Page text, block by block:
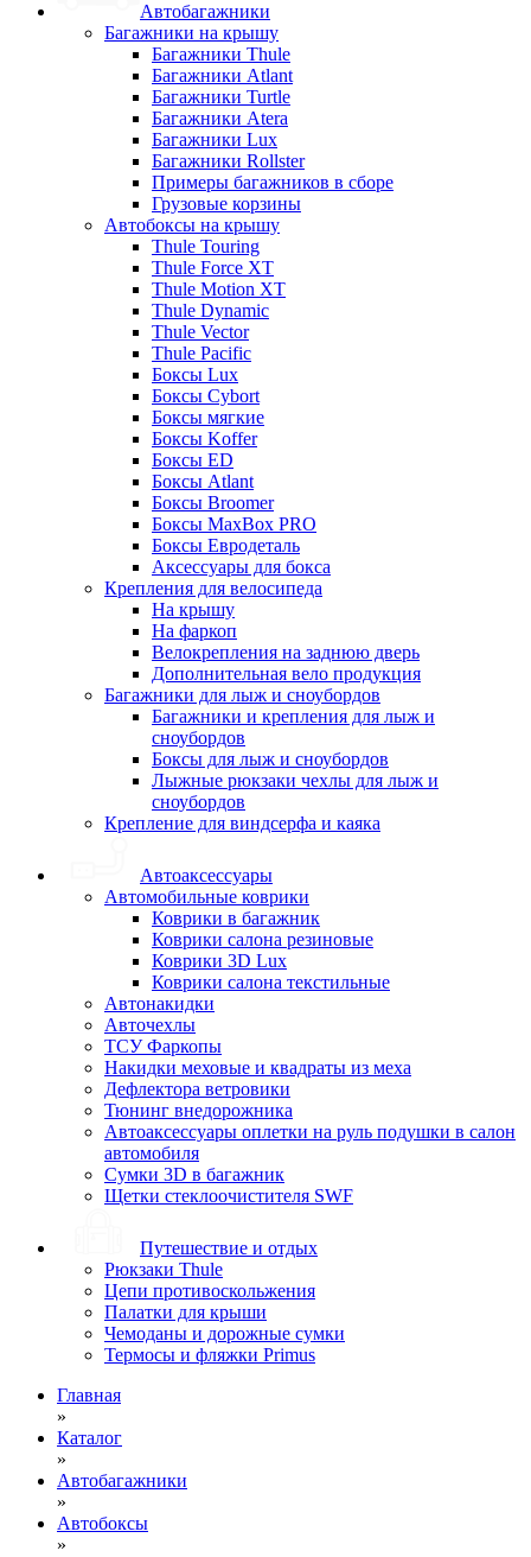
Автобагажники
Багажники на крышу
Багажники Thule
Багажники Atlant
Багажники Turtle
Багажники Atera
Багажники Lux
Багажники Rollster
Примеры багажников в сборе
Грузовые корзины
Автобоксы на крышу
Thule Touring
Thule Force XT
Thule Motion XT
Thule Dynamic
Thule Vector
Thule Pacific
Боксы Lux
Боксы Cybort
Боксы мягкие
Боксы Koffer
Боксы ED
Боксы Atlant
Боксы Broomer
Боксы MaxBox PRO
Боксы Евродеталь
Аксессуары для бокса
Крепления для велосипеда
На крышу
На фаркоп
Велокрепления на заднюю дверь
Дополнительная вело продукция
Багажники для лыж и сноубордов
Багажники и крепления для лыж и
сноубордов
Боксы для лыж и сноубордов
Лыжные рюкзаки чехлы для лыж и
сноубордов
Крепление для виндсерфа и каяка
Автоаксессуары
Автомобильные коврики
Коврики в багажник
Коврики салона резиновые
Коврики 3D Lux
Коврики салона текстильные
Автонакидки
Авточехлы
ТСУ Фаркопы
Накидки меховые и квадраты из меха
Дефлектора ветровики
Тюнинг внедорожника
Автоаксессуары оплетки на руль подушки в салон
автомобиля
Сумки 3D в багажник
Щетки стеклоочистителя SWF
Путешествие и отдых
Рюкзаки Thule
Цепи противоскольжения
Палатки для крыши
Чемоданы и дорожные сумки
Термосы и фляжки Primus
Главная
»
Каталог
»
Автобагажники
»
Автобоксы
»